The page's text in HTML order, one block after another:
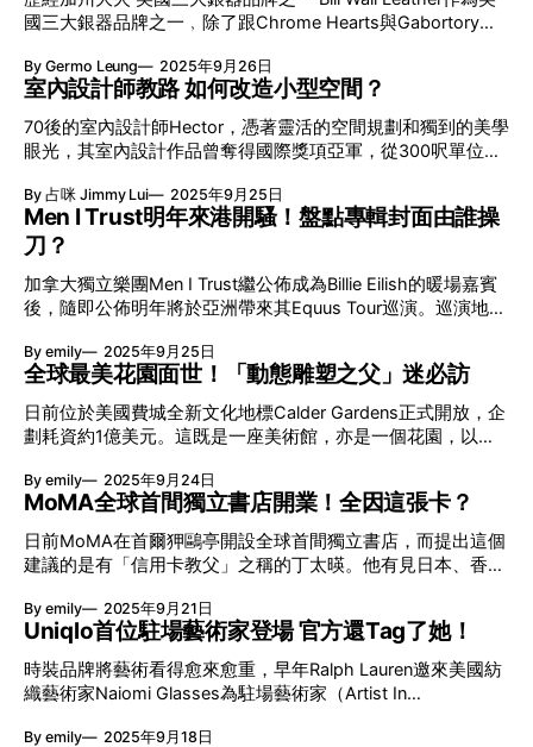
用料還是線條也刻意避免加添懷舊元素。精密加工的不鏽鋼框
引起巨大迴響，近年更在社交媒體平台意外成為熱話，觸動全
球數百萬人的心靈。 保持在線：雲中遊蕩 日期：即日起至
2026年1月4日 時間：星期二至日 11am-7pm 地點：大館賽馬
會藝方 永恆任務：西西弗斯般清理「血跡」 如籠子般的玻璃
體不斷向四周擴散，這隻機械臀每當感測到液體流出邊界時便
會不停揮動鏟回原位；殘酷的是它永遠無法清理乾淨，地面留
盡的循環。藝術家為機械臀預設了32種動作，這些動作使機械
臂看起來猶如獲得意識，變成了一個被捕獲並囚禁的生命體
。隨著時間推移，機械臂由最初爽快的動作變得越來越緩慢，
到最後猶如絕望
國三大銀器品牌之一﹐除了跟Chrome Hearts與Gabortory齊
火，無論是銀器還是工場整體均遭受重創；然而在Bill Wall本
人領導下，品牌仍以驚人毅力浴火重生，重新投入製作風格只
此一家的銀飾。 品牌誕生源於一場車禍 Bill Wall Leather的誕
生其實源於一場車禍。自小迷上機車的Bill於20歲時因車禍弄
破了心愛的皮褸，嘗試自己修補後卻發現對皮藝充滿熱情，繼
而潛心鑽研，並於1985年在美國加州馬里布市正式成立品
牌，主打加入骷髏頭元素的皮製品。 受匈牙利銀器大師賞識
Bill的作品滿滿機車硬派風格，吸引到從匈牙利逃亡至加州、被
譽為匈牙利銀器大師的Gabor Nagy主動提出合作。當時Bill負
責造皮褸，Gabor則將銀器鑲嵌到外套上；而Bill也因此愛上製
作銀飾，並得到Gabor跟愛妻不時傳授獨門秘方。 笑哈哈 +
品牌基因的機車骷髏元素，又以Happy
By Germo Leung 2025年9月26日
室內設計師教路 如何改造小型空間？
70後的室內設計師Hector，憑著靈活的空間規劃和獨到的美學
眼光，其室內設計作品曾奪得國際獎項亞軍，從300呎單位到
精準地拿捏比例與動線。平日他在工作室拍攝影片，周末於
Instagram分享好物，不少名人、明星也是他的追蹤者。其理
念簡單卻深刻：一件有質素的傢俬能陪你一生。雖然他的工作
室僅100呎，但善用收納亦能承載設計質感。他特別強調，小
空間不是限制，規劃才是關鍵。 百尺空間放置多張Designer
Chair 資深室內設計師Hector從業25年，並於2008年創立自
己的公司。他的工作室雖然僅有100呎，卻陳列多張Designer
Chair，同時兼具展示空間與工作枱。他認為小空間並不是限
制購買設計師傢俬的原因，真正影響使用體驗的，是空間規劃
是否得當。只要設計得宜，即使面積有限，也能充份享受傢俬
帶來的美感與實用性。 IG影片純粹分享好物 追蹤人數兩年升
鏡拍攝短片，並在Instagram分享自己喜歡的好物，沒有植入
式廣告，純粹出於熱愛。兩年前，最初追蹤人數不
By 占咪 Jimmy Lui 2025年9月25日
Men I Trust明年來港開騷！盤點專輯封面由誰操
刀？
加拿大獨立樂團Men I Trust繼公佈成為Billie Eilish的暖場嘉賓
後，隨即公佈明年將於亞洲帶來其Equus Tour巡演。巡演地包
場，演出主要以今年推出的《Equus Asinus》及《Equus
Caballus》為主旋律。樂團自2014年出道以來，自己做歌自己
拍MV，一直以DIY路線低調地以音樂俘虜人心。每隻專輯也用
心炮製，你又是否知道封面選用的影像背後有甚麼故事？ #01
樂團代表作 貫徹DIY風格 | 《Oncle Jazz》2019 Men I Trust
刻意避免在封面放上團員照片，寧可用抽象感性的視覺語言讓
樂迷自行詮釋他們的音樂風格。要知道這張專輯共收錄24首作
狗，這是Jessy高中時期的創作。他更在為樂迷簽名時畫下這
隻可愛「狗仔」，令團員認定這理應成為他們下一張專輯的封
誌公仔？ | 《Headroom》2015 樂團的標誌公仔呢？獨立廠牌
Return To Analog
By emily 2025年9月25日
全球最美花園面世！「動態雕塑之父」迷必訪
日前位於美國費城全新文化地標Calder Gardens正式開放，企
劃耗資約1億美元。這既是一座美術館，亦是一個花園，以嶄
藝術品。園區位於Benjamin Franklin Parkway ，與Barnes
Foundation及Rodin Museum為鄰，由三個主要部份構成：
Herzog & de Meuron建築事務所設計的建築；園林設計師Piet
Oudolf精心規劃的景觀花園；以及「動態雕塑之父」
Alexander Calder的雕塑作品，這亦成為其作品的永久藝術聖
殿 。 Calder家族：費城藝術地景 Alexander Calder於1898年
在美國費城出生，這座城市與Calder家族有著深厚的連繫。一
切由他的雕塑家祖父Alexander Milne Calder為始，他於1868
年由蘇格蘭移民到費城，花了20多年時間為費城市政廳設計超
過250件雕塑；這份藝術血脈傳承至他的父親Alexander
By emily 2025年9月24日
MoMA全球首間獨立書店開業！全因這張卡？
日前MoMA在首爾狎鷗亭開設全球首間獨立書店，而提出這個
建議的是有「信用卡教父」之稱的丁太暎。他有見日本、香港
屬的獨立書店。在他心中MoMA出版的藝術書更貼近這間美術
館本身的價值，所以當察覺到這件事情時令他有點意外。他想
像在首爾巷弄間開設書店應該是一片很美的風景，所以去年初
他以文字向MoMA傳達這個想法，對方立刻爽快答應。
MoMA全球首間書店開業 MoMA書店是全球首間專門販售
MoMA出版物的書店，除MoMA自家出版的展覽目錄外，更帶
By emily 2025年9月21日
Uniqlo首位駐場藝術家登場 官方還Tag了她！
時裝品牌將藝術看得愈來愈重，早年Ralph Lauren邀來美國紡
織藝術家Naiomi Glasses為駐場藝術家（Artist In
KAWS成為品牌的首位駐場藝術家。帖文除了附上一段「上
By emily 2025年9月18日